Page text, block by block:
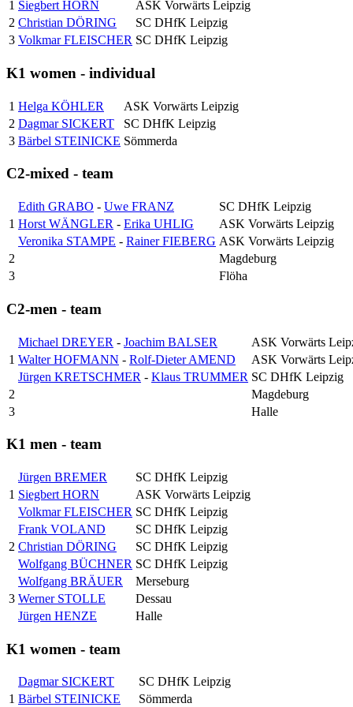
1 Siegbert HORN
ASK Vorwärts Leipzig
2 Christian DÖRING
SC DHfK Leipzig
3 Volkmar FLEISCHER SC DHfK Leipzig
K1 women - individual
1 Helga KÖHLER
ASK Vorwärts Leipzig
2 Dagmar SICKERT
SC DHfK Leipzig
3 Bärbel STEINICKE Sömmerda
C2-mixed - team
1
Edith GRABO - Uwe FRANZ
SC DHfK Leipzig
Horst WÄNGLER - Erika UHLIG
ASK Vorwärts Leipzig
Veronika STAMPE - Rainer FIEBERG ASK Vorwärts Leipzig
2
Magdeburg
3
Flöha
C2-men - team
1
Michael DREYER - Joachim BALSER
ASK Vorwärts
Walter HOFMANN - Rolf-Dieter AMEND
ASK Vorwärts
Jürgen KRETSCHMER - Klaus TRUMMER SC DHfK Leipzig
2
Magdeburg
3
Halle
K1 men - team
1
Jürgen BREMER
SC DHfK Leipzig
Siegbert HORN
ASK Vorwärts Leipzig
Volkmar FLEISCHER SC DHfK Leipzig
2
Frank VOLAND
SC DHfK Leipzig
Christian DÖRING
SC DHfK Leipzig
Wolfgang BÜCHNER SC DHfK Leipzig
3
Wolfgang BRÄUER
Merseburg
Werner STOLLE
Dessau
Jürgen HENZE
Halle
K1 women - team
1
Dagmar SICKERT
SC DHfK Leipzig
Bärbel STEINICKE
Sömmerda